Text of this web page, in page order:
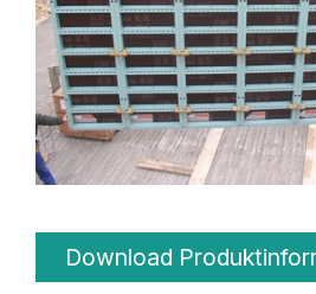
Download